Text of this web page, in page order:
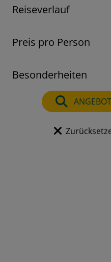
Reiseverlauf
Preis pro Person
Besonderheiten